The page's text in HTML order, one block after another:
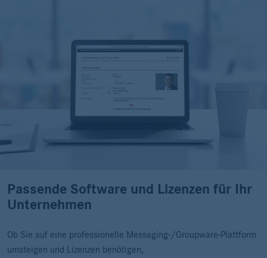
Passende Software und Lizenzen für Ihr
Unternehmen
Ob Sie auf eine professionelle Messaging-/Groupware-Plattform
umsteigen und Lizenzen benötigen,